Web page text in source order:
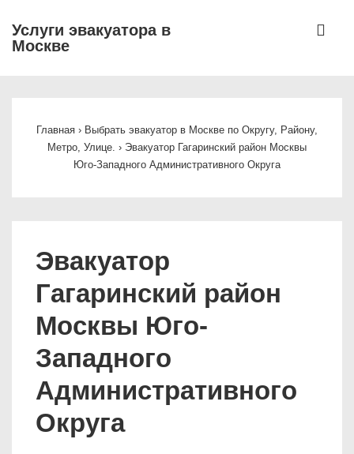
Перейти
Услуги эвакуатора в
Москве
Главная › Выбрать эвакуатор в Москве по Округу, Району,
Метро, Улице. › Эвакуатор Гагаринский район Москвы
Юго-Западного Административного Округа
Эвакуатор
Гагаринский район
Москвы Юго-
Западного
Административного
Округа